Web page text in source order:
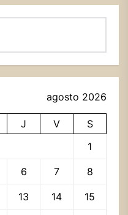
agosto 2026
J V
S
1
6 7 8
13 14 15